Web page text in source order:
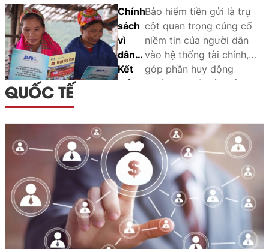
Cơ hội,
thách
thức và
hàm ý
chính
sách
bảo đảm an sinh xã hội
mà còn tạo động lực
tăng trưởng mới cho
Việt Nam trong thời
gian tới.
Chính
sách
vì
dân -
Kết
nối
bồi
đắp
khối
đại
đoàn
kết
toàn
dân
tộc
Bảo hiểm tiền gửi là trụ
cột quan trọng củng cố
niềm tin của người dân
vào hệ thống tài chính,
góp phần huy động
nguồn lực và bảo đảm an
tâm gửi gắm đồng tiền
tích lũy, nguồn vốn trong
xã hội được khơi thông,
tạo thêm động lực cho
đầu tư, sản xuất, kinh
doanh và phát triển bền
vững.
QUỐC TẾ